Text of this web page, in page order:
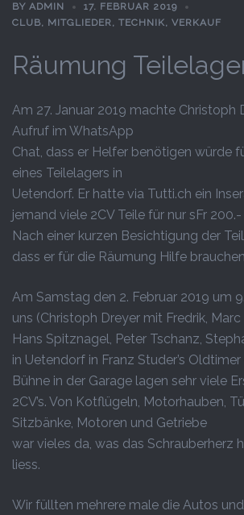
BY ADMIN
17. FEBRUAR 2019
CLUB, MITGLIEDER, TECHNIK, VERKAUF
Räumung
Am 27. Januar 2019 machte Christoph
Aufruf im WhatsApp
Chat, dass er Helfer benötigen würde
eines Teilelagers in
Uetendorf. Er hatte via Tutti.ch ein
jemand viele 2CV Teile für nur sFr
Nach einer kurzen Besichtigung der
dass er für die Räumung Hilfe
Am Samstag den 2. Februar 2019 um
uns (Christoph Dreyer mit Fredrik,
Hans Spitznagel, Peter Tschanz,
in Uetendorf in Franz Studer’s
Bühne in der Garage lagen sehr viele
2CV’s. Von Kotflügeln, Motorhauben,
Sitzbänke, Motoren und Getriebe
war vieles da, was das Schrauberherz
liess.
Wir füllten mehrere male die Autos